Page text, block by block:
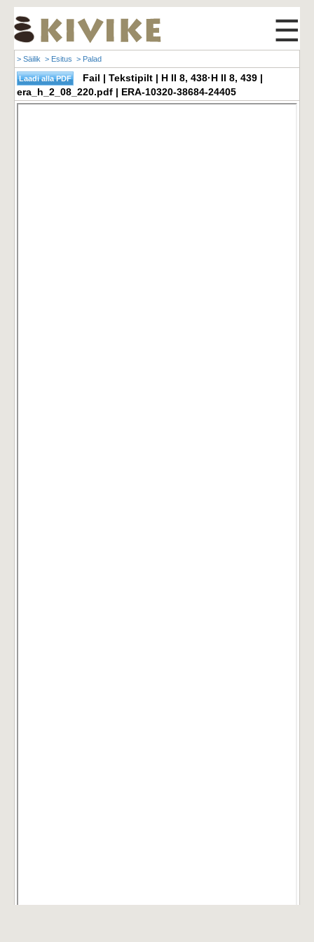
☰
> Säilik > Esitus > Palad
Fail | Tekstipilt | H II 8, 438·H II 8, 439 |
era_h_2_08_220.pdf | ERA-10320-38684-24405